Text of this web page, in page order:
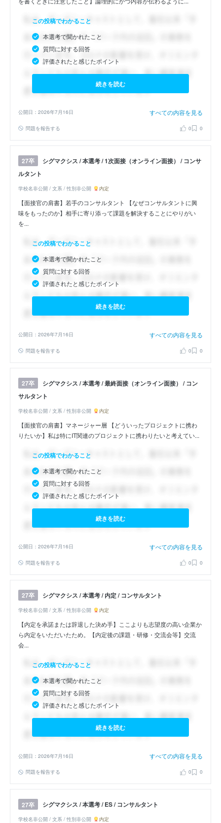
この投稿でわかること
本選考で聞かれたこと
質問に対する回答
評価されたと感じたポイント
続きを読む
公開日：2026年7月16日 すべての内容を見る
問題を報告する 0 0
27卒
シグマクシス / 本選考 / 1次面接（オンライン面接） / コンサ
ルタント
学校名非公開 / 文系 / 性別非公開 内定
【面接官の肩書】若手のコンサルタント 【なぜコンサルタントに興
味をもったのか】相手に寄り添って課題を解決することにやりがい
を...
この投稿でわかること
本選考で聞かれたこと
質問に対する回答
評価されたと感じたポイント
続きを読む
公開日：2026年7月16日 すべての内容を見る
問題を報告する 0 0
27卒
シグマクシス / 本選考 / 最終面接（オンライン面接） / コン
サルタント
学校名非公開 / 文系 / 性別非公開 内定
【面接官の肩書】マネージャー層 【どういったプロジェクトに携わ
りたいか】私は特にIT関連のプロジェクトに携わりたいと考えてい...
この投稿でわかること
本選考で聞かれたこと
質問に対する回答
評価されたと感じたポイント
続きを読む
公開日：2026年7月16日 すべての内容を見る
問題を報告する 0 0
27卒 シグマクシス / 本選考 / 内定 / コンサルタント
学校名非公開 / 文系 / 性別非公開 内定
【内定を承諾または辞退した決め手】ここよりも志望度の高い企業か
ら内定をいただいたため。【内定後の課題・研修・交流会等】交流
会...
この投稿でわかること
本選考で聞かれたこと
質問に対する回答
評価されたと感じたポイント
続きを読む
公開日：2026年7月16日 すべての内容を見る
問題を報告する 0 0
27卒 シグマクシス / 本選考 / ES / コンサルタント
学校名非公開 / 文系 / 性別非公開 内定